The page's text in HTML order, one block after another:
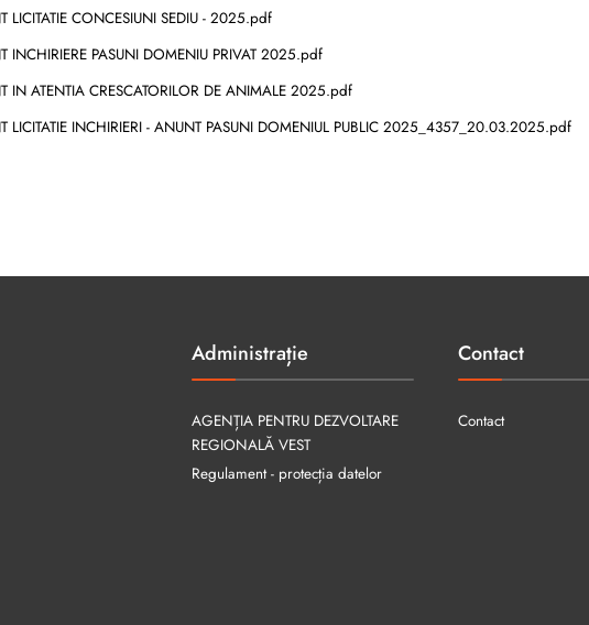
LICITATIE CONCESIUNI SEDIU - 2025.pdf
INCHIRIERE PASUNI DOMENIU PRIVAT 2025.pdf
IN ATENTIA CRESCATORILOR DE ANIMALE 2025.pdf
LICITATIE INCHIRIERI - ANUNT PASUNI DOMENIUL PUBLIC 2025_4357_20.03.2025.pdf
Administrație
AGENȚIA PENTRU DEZVOLTARE
REGIONALĂ VEST
Regulament - protecția datelor
Contact
Contact